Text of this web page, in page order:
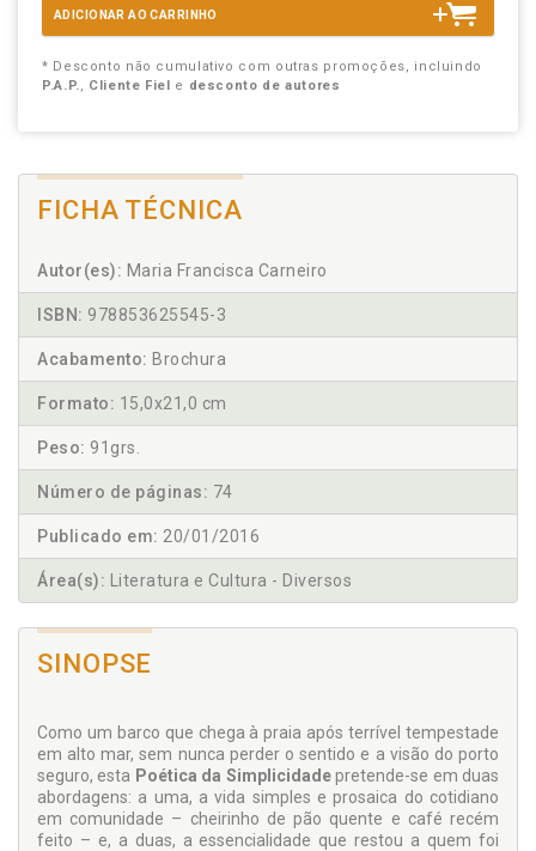
ADICIONAR AO CARRINHO
* Desconto não cumulativo com outras promoções, incluindo
P.A.P., Cliente Fiel e desconto de autores
FICHA TÉCNICA
Autor(es): Maria Francisca Carneiro
ISBN: 978853625545-3
Acabamento: Brochura
Formato: 15,0x21,0 cm
Peso: 91grs.
Número de páginas: 74
Publicado em: 20/01/2016
Área(s): Literatura e Cultura - Diversos
SINOPSE
Como um barco que chega à praia após terrível tempestade
em alto mar, sem nunca perder o sentido e a visão do porto
seguro, esta Poética da Simplicidadepretende-se em duas
abordagens: a uma, a vida simples e prosaica do cotidiano
em comunidade – cheirinho de pão quente e café recém
feito – e, a duas, a essencialidade que restou a quem foi